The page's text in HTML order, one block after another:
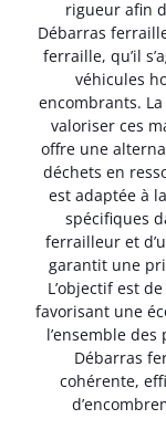
rigueur afin
Débarras
ferraille, qu’il
véhicules
encombrants.
valoriser ces
offre une
déchets en
est adaptée à
spécifiques
ferrailleur et
garantit une
L’objectif est
favorisant une
l’ensemble
Débarras
cohérente,